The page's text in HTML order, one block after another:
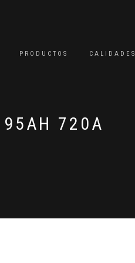
PRODUCTOS CALIDADES
95AH 720A